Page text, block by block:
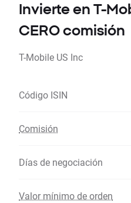
Invierte en T-
CERO comisión
T-Mobile US Inc
Código ISIN
Comisión
Días de negociación
Valor mínimo de orden